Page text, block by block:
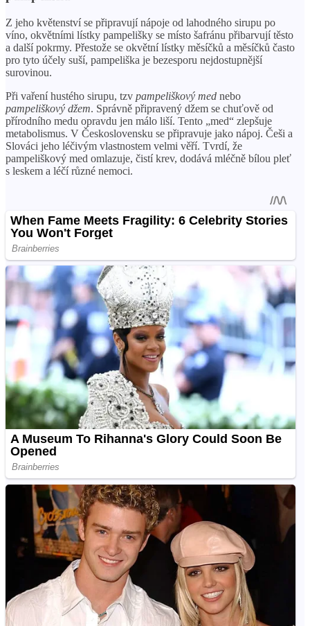
Z jeho květenství se připravují nápoje od lahodného sirupu po
víno, okvětními lístky pampelišky se místo šafránu přibarvují těsto
a další pokrmy. Přestože se okvětní lístky měsíčků a měsíčků často
pro tyto účely suší, pampeliška je bezesporu nejdostupnější
surovinou.
Při vaření hustého sirupu, tzv pampeliškový med nebo
pampeliškový džem. Správně připravený džem se chuťově od
přírodního medu opravdu jen málo liší. Tento „med“ zlepšuje
metabolismus. V Československu se připravuje jako nápoj. Češi a
Slováci jeho léčivým vlastnostem velmi věří. Tvrdí, že
pampeliškový med omlazuje, čistí krev, dodává mléčně bílou pleť
s leskem a léčí různé nemoci.